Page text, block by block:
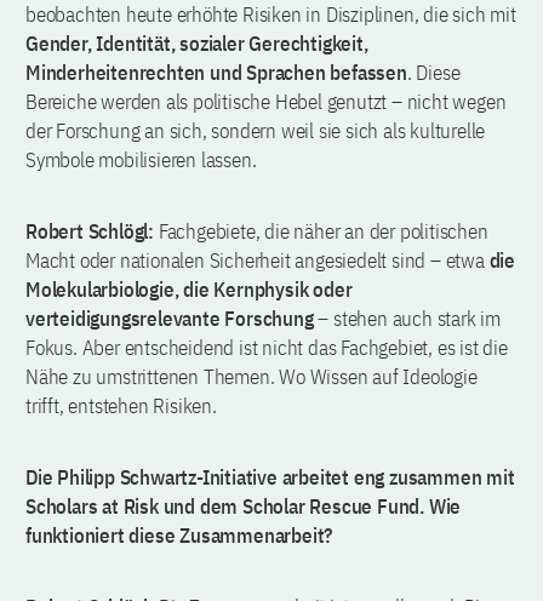
beobachten heute erhöhte Risiken in Disziplinen, die sich mit
Gender, Identität, sozialer Gerechtigkeit,
Minderheitenrechten und Sprachen befassen. Diese
Bereiche werden als politische Hebel genutzt – nicht wegen
der Forschung an sich, sondern weil sie sich als kulturelle
Symbole mobilisieren lassen.
Robert Schlögl: Fachgebiete, die näher an der politischen
Macht oder nationalen Sicherheit angesiedelt sind – etwadie
Molekularbiologie, die Kernphysik oder
verteidigungsrelevante Forschung– stehen auch stark im
Fokus. Aber entscheidend ist nicht das Fachgebiet, es ist die
Nähe zu umstrittenen Themen. Wo Wissen auf Ideologie
trifft, entstehen Risiken.
Die Philipp Schwartz-Initiative arbeitet eng zusammen mit
Scholars at Risk und dem Scholar Rescue Fund. Wie
funktioniert diese Zusammenarbeit?